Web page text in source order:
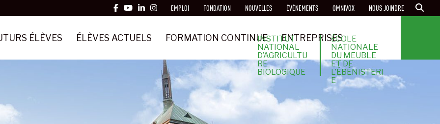
EMPLOI FONDATION NOUVELLES ÉVÉNEMENTS OMNIVOX NOUS JOINDRE
ÉLÈVES ÉLÈVES ACTUELS FORMATION CONTINUE ENTREPRISESÉCOLE
NATIONALE
DU MEUBLE
ET DE
L’ÉBÉNISTERI
E
INSTITUT
NATIONAL
D’AGRICULTU
RE
BIOLOGIQUE